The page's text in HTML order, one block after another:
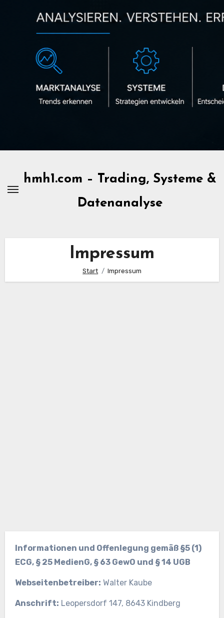
hmh1.com – Trading, Systeme &
Datenanalyse
Impressum
Start Impressum
Informationen und Offenlegung gemäß §5 (1)
ECG, § 25 MedienG, § 63 GewO und § 14 UGB
Webseitenbetreiber: Walter Kaube
Anschrift: Leopersdorf 147, 8643 Kindberg